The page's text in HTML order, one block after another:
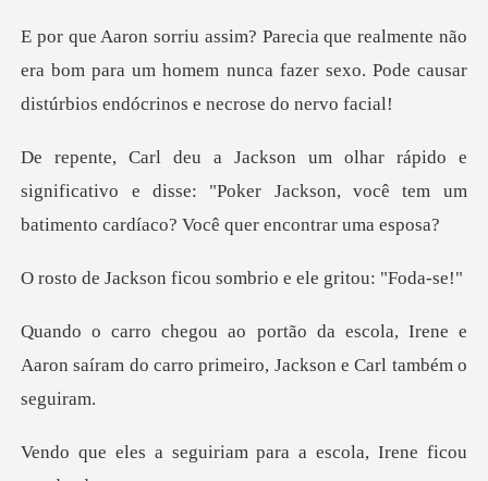
não
era bom para um homem nunca fazer sexo. Pode cau
ignificativo e disse: "Poker Jackson, você tem um
ficou sombrio e ele
la, Irene e
Aaron saíram do carro prime
iriam para a escola,